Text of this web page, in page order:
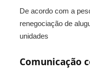
De acordo com a
renegociação de
unidades
Comunicação